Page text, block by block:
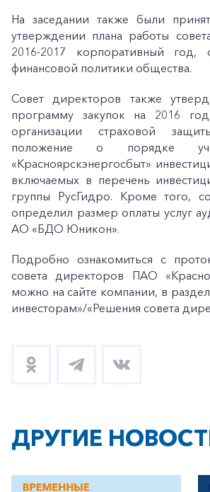
На заседании также были
утверждении плана работы
2016-2017 корпоративный год,
финансовой политики общества.
Совет директоров также
программу закупок на 2016
организации страховой
положение о порядке
«Красноярскэнергосбыт»
включаемых в перечень
группы РусГидро. Кроме того,
определил размер оплаты услуг
АО «БДО Юникон».
Подробно ознакомиться с
совета директоров ПАО
можно на сайте компании, в
инвесторам»/«Решения совета
ДРУГИЕ